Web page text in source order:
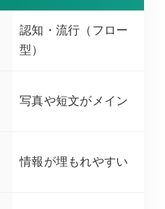
認知・流行（フロー
型）
写真や短文がメイン
情報が埋もれやすい